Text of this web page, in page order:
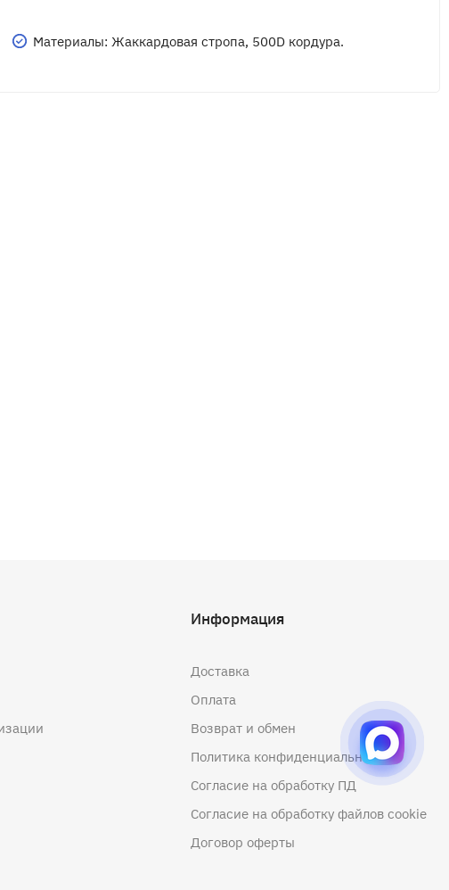
Материалы: Жаккардовая стропа, 500D кордура.
Информация
Доставка
Оплата
Возврат и обмен
Политика конфиденциальности
Согласие на обработку ПД
Согласие на обработку файлов cookie
Договор оферты